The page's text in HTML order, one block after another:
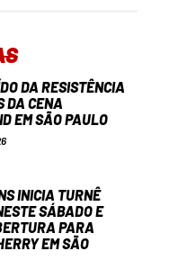
DA RESISTÊNCIA
DA CENA
EM SÃO PAULO
INICIA TURNÊ
SÁBADO E
PARA
EM SÃO